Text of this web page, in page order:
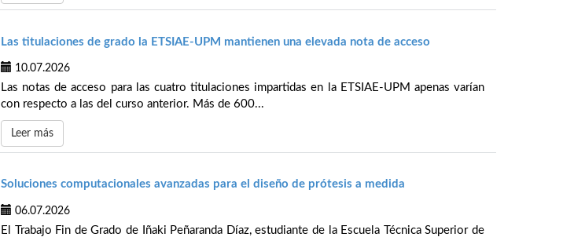
Las titulaciones de grado la ETSIAE-UPM mantienen una elevada nota de acceso
10.07.2026
Las notas de acceso para las cuatro titulaciones impartidas en la ETSIAE-UPM apenas varían
con respecto a las del curso anterior. Más de 600...
Leer más
Soluciones computacionales avanzadas para el diseño de prótesis a medida
06.07.2026
El Trabajo Fin de Grado de Iñaki Peñaranda Díaz, estudiante de la Escuela Técnica Superior de